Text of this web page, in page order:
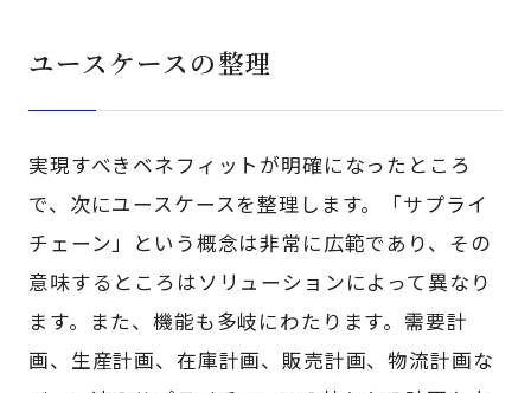
ユースケースの整理
実現すべきベネフィットが明確になったところ
で、次にユースケースを整理します。「サプライ
チェーン」という概念は非常に広範であり、その
意味するところはソリューションによって異なり
ます。また、機能も多岐にわたります。需要計
画、生産計画、在庫計画、販売計画、物流計画な